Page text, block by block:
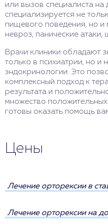
или вызов специалиста на
специализируется не
пищевого поведения, но и
невроз, панические
Врачи клиники обладают
только в психиатрии, но и
эндокринологии. Это
комплексный подход к
результата и
множество
готовы оказать помощь
Цены
Лечение орторексии в
Лечение орторексии на